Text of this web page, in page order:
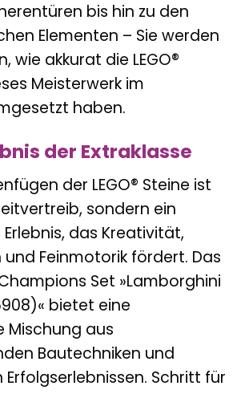
bis hin zu den
Elementen – Sie werden
wie akkurat die LEGO®
Meisterwerk im
haben.
der Extraklasse
der LEGO® Steine ist
sondern ein
das Kreativität,
Feinmotorik fördert. Das
Set »Lamborghini
bietet eine
Mischung aus
Bautechniken und
Schritt für